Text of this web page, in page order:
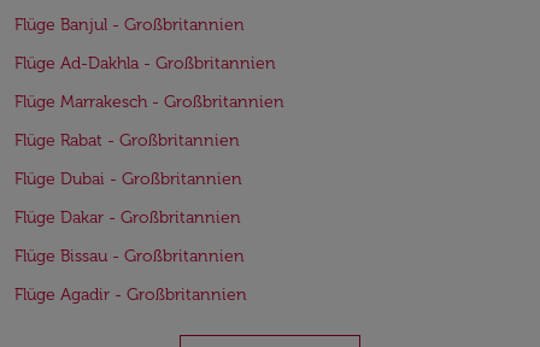
Flüge Banjul - Großbritannien
Flüge Ad-Dakhla - Großbritannien
Flüge Marrakesch - Großbritannien
Flüge Rabat - Großbritannien
Flüge Dubai - Großbritannien
Flüge Dakar - Großbritannien
Flüge Bissau - Großbritannien
Flüge Agadir - Großbritannien